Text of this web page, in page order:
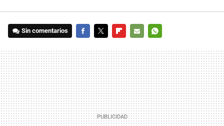
Sin comentarios
MAIL